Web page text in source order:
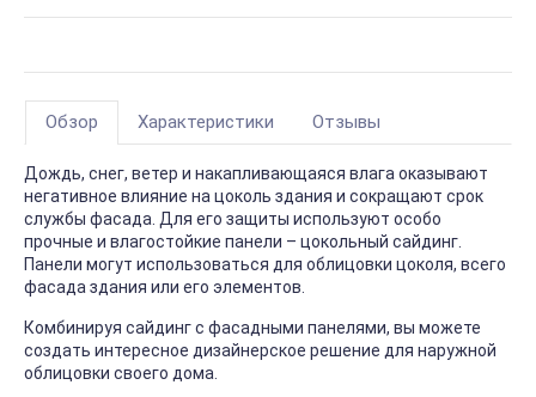
Обзор Характеристики Отзывы
Дождь, снег, ветер и накапливающаяся влага оказывают
негативное влияние на цоколь здания и сокращают срок
службы фасада. Для его защиты используют особо
прочные и влагостойкие панели – цокольный сайдинг.
Панели могут использоваться для облицовки цоколя, всего
фасада здания или его элементов.
Комбинируя сайдинг с фасадными панелями, вы можете
создать интересное дизайнерское решение для наружной
облицовки своего дома.